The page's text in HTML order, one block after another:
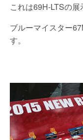
これは69H-LTSの展
ブルーマイスター
す。